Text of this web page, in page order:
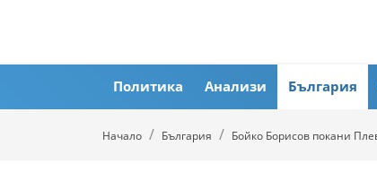
Политика Анализи България
Начало България Бойко Борисов покани